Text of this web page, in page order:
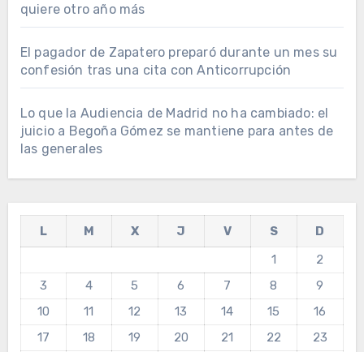
quiere otro año más
El pagador de Zapatero preparó durante un mes su
confesión tras una cita con Anticorrupción
Lo que la Audiencia de Madrid no ha cambiado: el
juicio a Begoña Gómez se mantiene para antes de
las generales
L M X J V S
D
1
2
3
4 5 6 7 8
9
10
11 12 13 14 15
16
17
18 19 20 21 22
23